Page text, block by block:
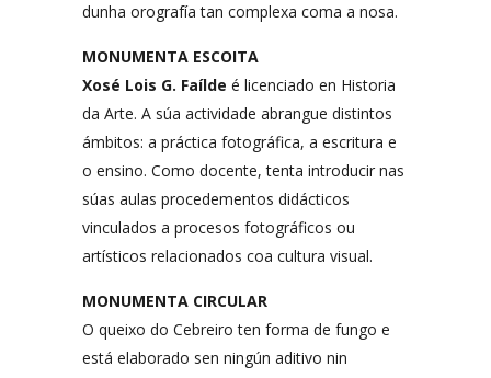
dunha orografía tan complexa coma a nosa.
MONUMENTA ESCOITA
Xosé Lois G. Faílde é licenciado en Historia
da Arte. A súa actividade abrangue distintos
ámbitos: a práctica fotográfica, a escritura e
o ensino. Como docente, tenta introducir nas
súas aulas procedementos didácticos
vinculados a procesos fotográficos ou
artísticos relacionados coa cultura visual.
MONUMENTA CIRCULAR
O queixo do Cebreiro ten forma de fungo e
está elaborado sen ningún aditivo nin